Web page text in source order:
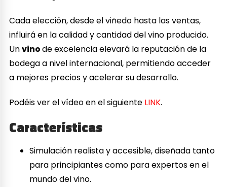
Cada elección, desde el viñedo hasta las ventas,
influirá en la calidad y cantidad del vino producido.
Unvinode excelencia elevará la reputación de la
bodega a nivel internacional, permitiendo acceder
a mejores precios y acelerar su desarrollo.
Podéis ver el vídeo en el siguiente LINK.
Características
Simulación realista y accesible, diseñada tanto
para principiantes como para expertos en el
mundo del vino.